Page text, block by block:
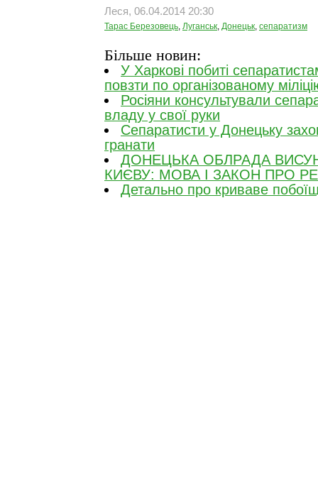
Леся, 06.04.2014 20:30
Тарас Березовець, Луганськ, Донецьк, сепаратизм
Більше новин:
У Харкові побиті
повзти по організованому
Росіяни консультували
владу у свої руки
Сепаратисти у Донецьку
гранати
ДОНЕЦЬКА ОБЛРАДА
КИЄВУ: МОВА І ЗАКОН ПРО
Детально про криваве